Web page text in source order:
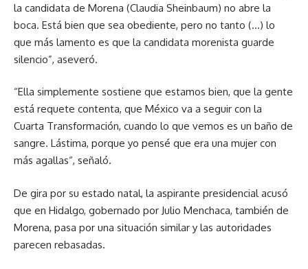
la candidata de Morena (Claudia Sheinbaum) no abre la
boca. Está bien que sea obediente, pero no tanto (…) lo
que más lamento es que la candidata morenista guarde
silencio”, aseveró.
“Ella simplemente sostiene que estamos bien, que la gente
está requete contenta, que México va a seguir con la
Cuarta Transformación, cuando lo que vemos es un baño de
sangre. Lástima, porque yo pensé que era una mujer con
más agallas“, señaló.
De gira por su estado natal, la aspirante presidencial acusó
que en Hidalgo, gobernado por Julio Menchaca, también de
Morena, pasa por una situación similar y las autoridades
parecen rebasadas.